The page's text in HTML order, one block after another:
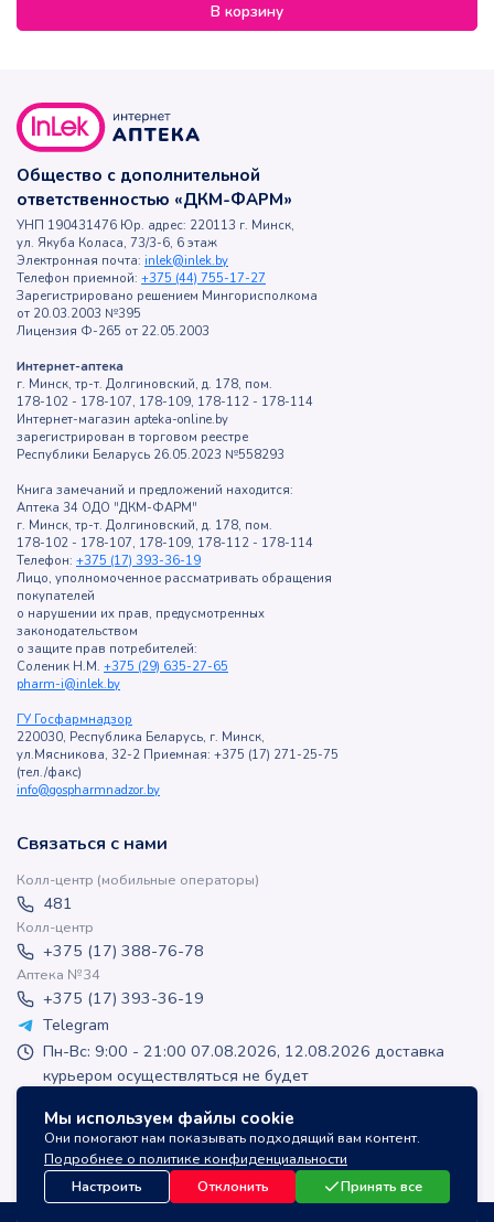
В корзину
Мы используем файлы cookie
Они помогают нам показывать подходящий вам контент.
Подробнее о политике конфиденциальности
Настроить
Отклонить Принять все
Общество с дополнительной
ответственностью «ДКМ-ФАРМ»
УНП 190431476 Юр. адрес: 220113 г. Минск,
ул. Якуба Коласа, 73/3-6, 6 этаж
Электронная почта: inlek@inlek.by
Телефон приемной: +375 (44) 755-17-27
Зарегистрировано решением Мингорисполкома
от 20.03.2003 №395
Лицензия Ф-265 от 22.05.2003
Интернет-аптека
г. Минск, тр-т. Долгиновский, д. 178, пом.
178-102 - 178-107, 178-109, 178-112 - 178-114
Интернет-магазин apteka-online.by
зарегистрирован в торговом реестре
Республики Беларусь 26.05.2023 №558293
Книга замечаний и предложений находится:
Аптека 34 ОДО "ДКМ-ФАРМ"
г. Минск, тр-т. Долгиновский, д. 178, пом.
178-102 - 178-107, 178-109, 178-112 - 178-114
Телефон: +375 (17) 393-36-19
Лицо, уполномоченное рассматривать обращения
покупателей
о нарушении их прав, предусмотренных
законодательством
о защите прав потребителей:
Соленик Н.М. +375 (29) 635-27-65
pharm-i@inlek.by
ГУ Госфармнадзор
220030, Республика Беларусь, г. Минск,
ул.Мясникова, 32-2 Приемная: +375 (17) 271-25-75
(тел./факс)
info@gospharmnadzor.by
Связаться с нами
Колл-центр (мобильные операторы)
481
Колл-центр
+375 (17) 388-76-78
Аптека №34
+375 (17) 393-36-19
Telegram
Пн-Вс: 9:00 - 21:00 07.08.2026, 12.08.2026 доставка
курьером осуществляться не будет
inlek_apteka
inlek_apteka